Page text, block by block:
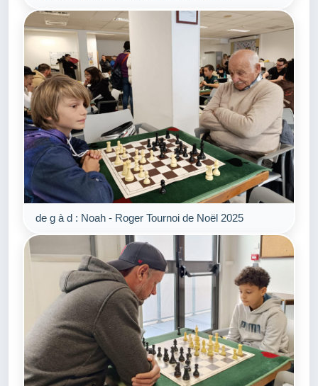
de g à d : Noah - Roger Tournoi de Noël 2025